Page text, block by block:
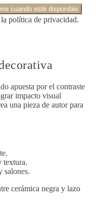
cuando esté disponible
política de privacidad.
apuesta por el contraste
impacto visual
una pieza de autor para
textura.
salones.
cerámica negra y lazo